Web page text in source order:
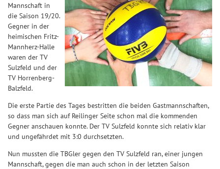
Mannschaft in
die Saison 19/20.
Gegner in der
heimischen Fritz-
Mannherz-Halle
waren der TV
Sulzfeld und der
TV Horrenberg-
Balzfeld.
Die erste Partie des Tages bestritten die beiden Gastmannschaften,
so dass man sich auf Reilinger Seite schon mal die kommenden
Gegner anschauen konnte. Der TV Sulzfeld konnte sich relativ klar
und ungefährdet mit 3:0 durchsetzten.
Nun mussten die TBGler gegen den TV Sulzfeld ran, einer jungen
Mannschaft, gegen die man auch schon in der letzten Saison